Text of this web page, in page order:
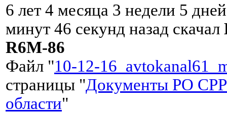
6 лет 4 месяца 3 недели 5
минут 46 секунд назад скачал
R6M-86
Файл "10-12-
страницы "Документы РО СРР
области"